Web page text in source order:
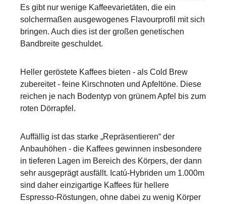
Es gibt nur wenige Kaffeevarietäten, die ein
solchermaßen ausgewogenes Flavourprofil mit sich
bringen. Auch dies ist der großen genetischen
Bandbreite geschuldet.
Heller geröstete Kaffees bieten - als Cold Brew
zubereitet - feine Kirschnoten und Apfeltöne. Diese
reichen je nach Bodentyp von grünem Apfel bis zum
roten Dörrapfel.
Auffällig ist das starke „Repräsentieren“ der
Anbauhöhen - die Kaffees gewinnen insbesondere
in tieferen Lagen im Bereich des Körpers, der dann
sehr ausgeprägt ausfällt. Icatú-Hybriden um 1.000m
sind daher einzigartige Kaffees für hellere
Espresso-Röstungen, ohne dabei zu wenig Körper